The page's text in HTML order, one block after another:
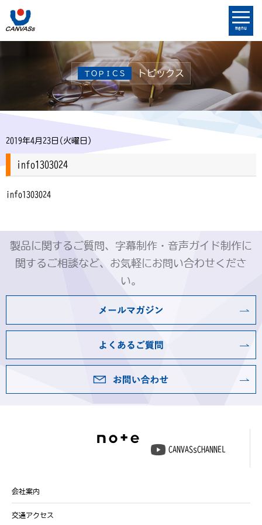
menu
ＴＯＰＩＣＳ トピックス
2019年4月23日(火曜日)
info1303024
info1303024
製品に関するご質問、字幕制作・音声ガイド制作に
関するご相談など、お気軽にお問い合わせくださ
い。
CANVASsCHANNEL
会社案内
交通アクセス